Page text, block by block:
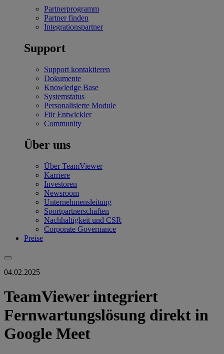
Partnerprogramm
Partner finden
Integrationspartner
Support
Support kontaktieren
Dokumente
Knowledge Base
Systemstatus
Personalisierte Module
Für Entwickler
Community
Über uns
Über TeamViewer
Karriere
Investoren
Newsroom
Unternehmensleitung
Sportpartnerschaften
Nachhaltigkeit und CSR
Corporate Governance
Preise
04.02.2025
TeamViewer integriert
Fernwartungslösung direkt in
Google Meet